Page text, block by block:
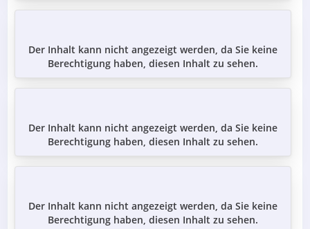
Der Inhalt kann nicht angezeigt werden, da Sie keine
Berechtigung haben, diesen Inhalt zu sehen.
Der Inhalt kann nicht angezeigt werden, da Sie keine
Berechtigung haben, diesen Inhalt zu sehen.
Der Inhalt kann nicht angezeigt werden, da Sie keine
Berechtigung haben, diesen Inhalt zu sehen.